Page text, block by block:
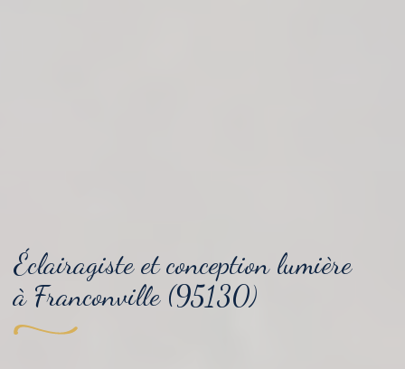
Éclairagiste et conception lumière
à Franconville (95130)